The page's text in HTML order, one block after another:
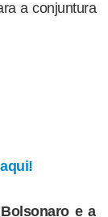
a conjuntura
e a